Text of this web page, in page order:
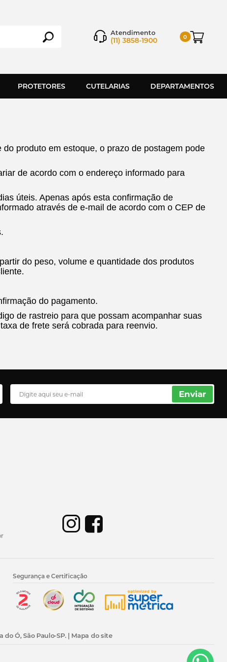
Atendimento
(11) 3858-1900 0
PROTETORES CUTELARIAS DEPARTAMENTOS
produto em estoque, o prazo de postagem pode
de acordo com o endereço informado para
úteis. Apenas após esta confirmação de
através de e-mail de acordo com o CEP de
do peso, volume e quantidade dos produtos
do pagamento.
de rastreio para que possam acompanhar suas
de frete será cobrada para reenvio.
Enviar
Segurança e Certificação
do Ó, São Paulo-SP. | Mapa do site